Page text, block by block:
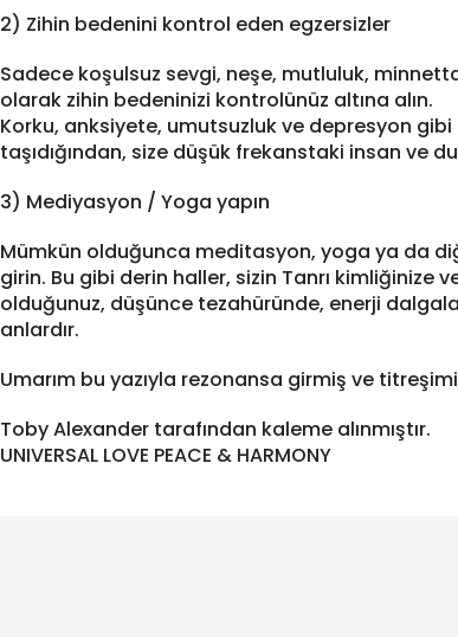
2) Zihin bedenini kontrol eden egzersizler
Sadece koşulsuz sevgi, neşe, mutluluk,
olarak zihin bedeninizi kontrolünüz altına alın.
Korku, anksiyete, umutsuzluk ve depresyon
taşıdığından, size düşük frekanstaki insan ve
3) Mediyasyon / Yoga yapın
Mümkün olduğunca meditasyon, yoga ya da
girin. Bu gibi derin haller, sizin Tanrı kimliğinize
olduğunuz, düşünce tezahüründe, enerji
anlardır.
Umarım bu yazıyla rezonansa girmiş ve
Toby Alexander tarafından kaleme alınmıştır.
UNIVERSAL LOVE PEACE & HARMONY